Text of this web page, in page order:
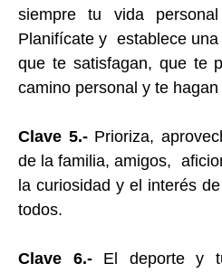
siempre tu vida
Planifícate y establece
que te satisfagan, que te
camino personal y te
Clave 5.-Prioriza,
de la familia, amigos,
la curiosidad y el interés
todos.
Clave 6.-El deporte y